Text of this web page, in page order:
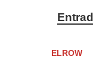
ELROW